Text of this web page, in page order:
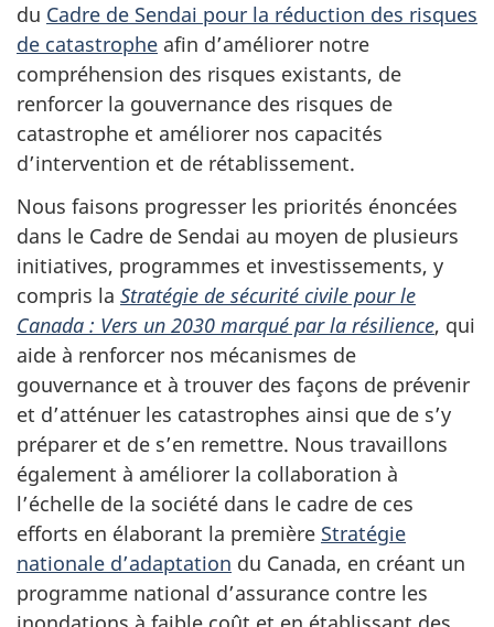
du Cadre de Sendai pour la réduction des risques
de catastrophe afin d’améliorer notre
compréhension des risques existants, de
renforcer la gouvernance des risques de
catastrophe et améliorer nos capacités
d’intervention et de rétablissement.
Nous faisons progresser les priorités énoncées
dans le Cadre de Sendai au moyen de plusieurs
initiatives, programmes et investissements, y
compris la Stratégie de sécurité civile pour le
Canada : Vers un 2030 marqué par la résilience, qui
aide à renforcer nos mécanismes de
gouvernance et à trouver des façons de prévenir
et d’atténuer les catastrophes ainsi que de s’y
préparer et de s’en remettre. Nous travaillons
également à améliorer la collaboration à
l’échelle de la société dans le cadre de ces
efforts en élaborant la première Stratégie
nationale d’adaptation du Canada, en créant un
programme national d’assurance contre les